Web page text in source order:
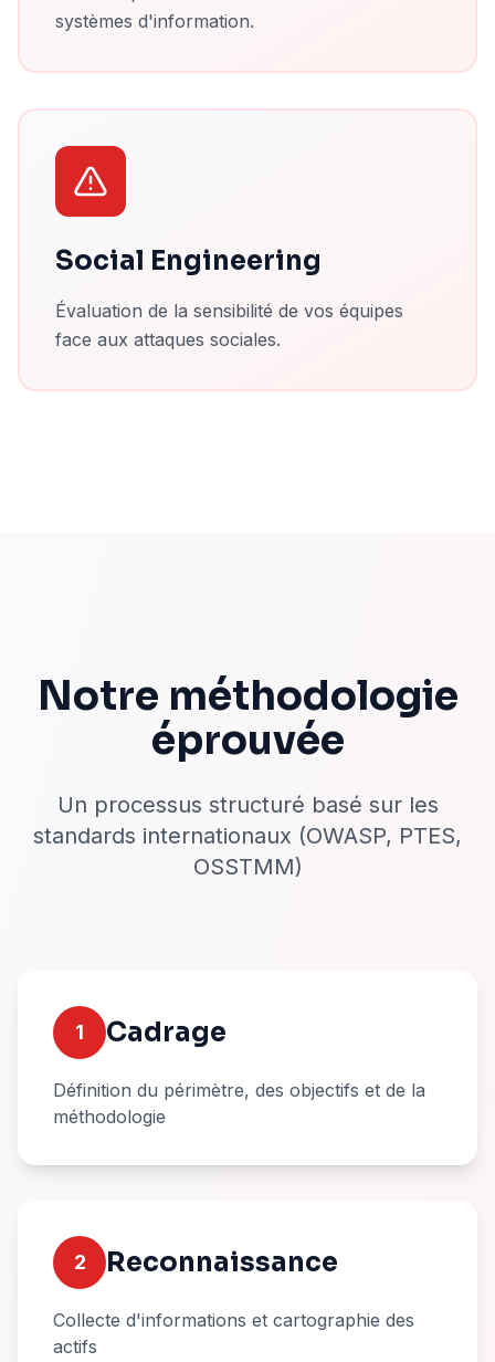
systèmes d'information.
Social Engineering
Évaluation de la sensibilité de vos équipes
face aux attaques sociales.
Notre méthodologie
éprouvée
Un processus structuré basé sur les
standards internationaux (OWASP, PTES,
OSSTMM)
1 Cadrage
Définition du périmètre, des objectifs et de la
méthodologie
2 Reconnaissance
Collecte d'informations et cartographie des
actifs